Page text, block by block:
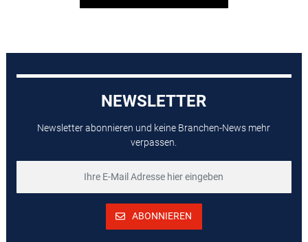
NEWSLETTER
Newsletter abonnieren und keine Branchen-News mehr
verpassen.
ABONNIEREN